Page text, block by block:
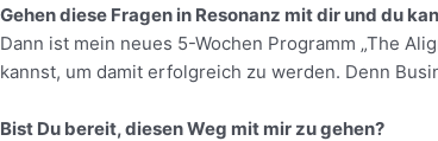
Gehen diese Fragen in Resonanz mit dir und du
Dann ist mein neues 5-Wochen Programm „The
kannst, um damit erfolgreich zu werden. Denn
Bist Du bereit, diesen Weg mit mir zu gehen?